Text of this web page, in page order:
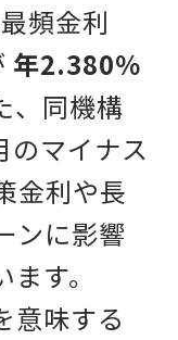
頻金利
年2.380％
、同機構
のマイナス
金利や長
ンに影響
す。
意味する